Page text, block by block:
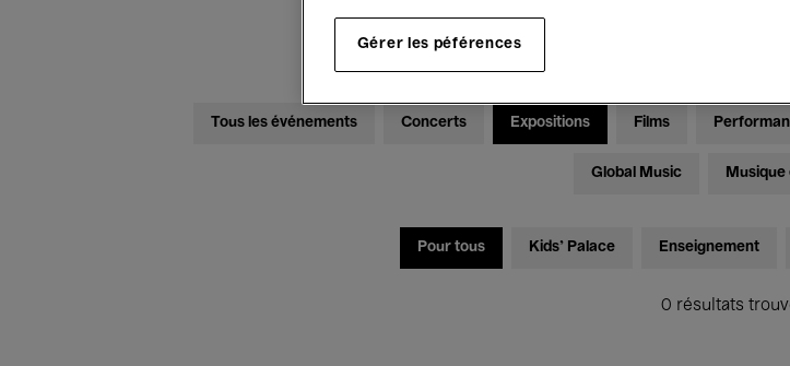
Tous les événements Concerts Expositions Films
Global Music
Pour tous Kids’ Palace Enseignement
0 résultats
Gérer les péférences